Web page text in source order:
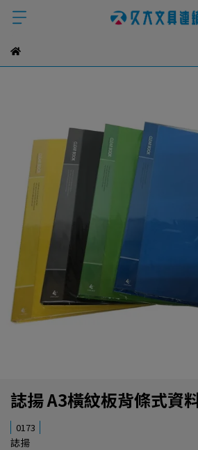
誌揚 A3橫紋板背條式資
0173
誌揚